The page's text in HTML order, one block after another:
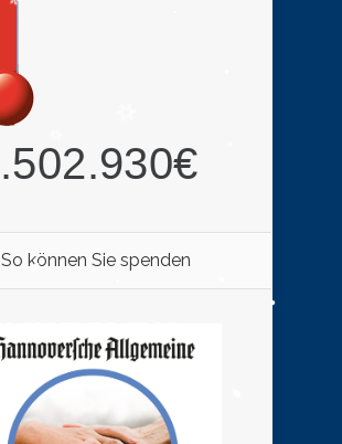
So können Sie spenden